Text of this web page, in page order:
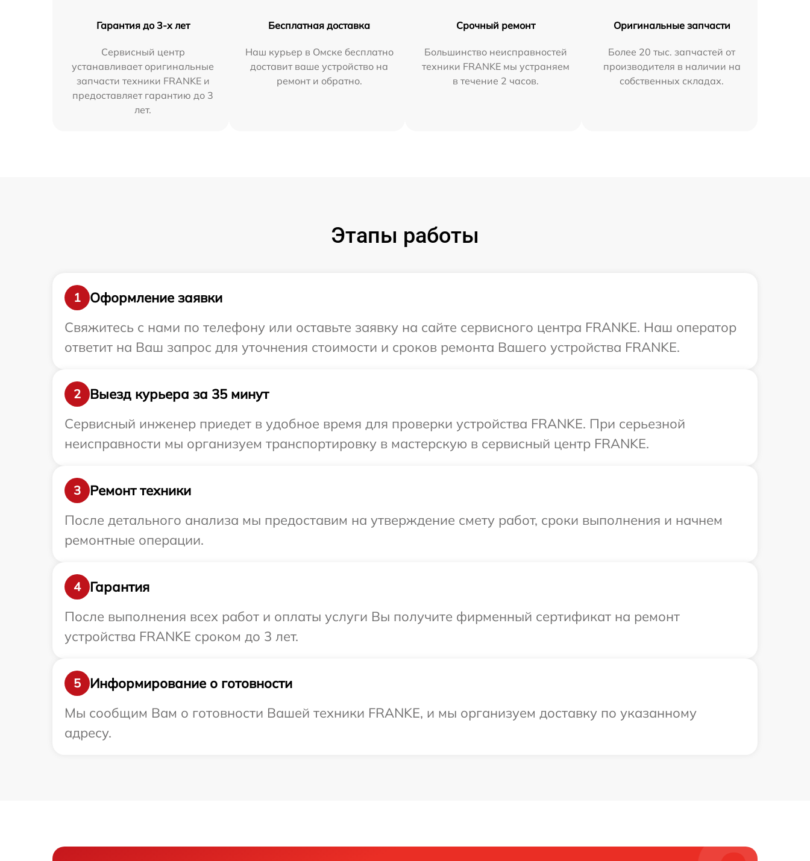
Гарантия до 3-х лет
Сервисный центр
устанавливает оригинальные
запчасти техники FRANKE и
предоставляет гарантию до 3
лет.
Бесплатная доставка
Наш курьер в Омске бесплатно
доставит ваше устройство на
ремонт и обратно.
Срочный ремонт
Большинство неисправностей
техники FRANKE мы устраняем
в течение 2 часов.
Оригинальные запчасти
Более 20 тыс. запчастей от
производителя в наличии на
собственных складах.
Этапы работы
1
Оформление заявки
Свяжитесь с нами по телефону или оставьте заявку на сайте сервисного центра FRANKE. Наш оператор
ответит на Ваш запрос для уточнения стоимости и сроков ремонта Вашего устройства FRANKE.
2
Выезд курьера за 35 минут
Сервисный инженер приедет в удобное время для проверки устройства FRANKE. При серьезной
неисправности мы организуем транспортировку в мастерскую в сервисный центр FRANKE.
3
Ремонт техники
После детального анализа мы предоставим на утверждение смету работ, сроки выполнения и начнем
ремонтные операции.
4
Гарантия
После выполнения всех работ и оплаты услуги Вы получите фирменный сертификат на ремонт
устройства FRANKE сроком до 3 лет.
5
Информирование о готовности
Мы сообщим Вам о готовности Вашей техники FRANKE, и мы организуем доставку по указанному
адресу.